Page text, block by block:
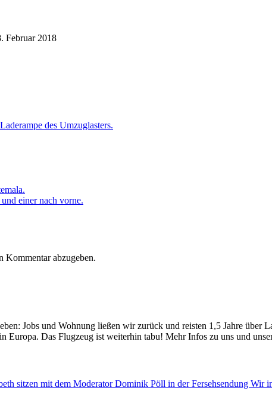
Februar 2018
einer nach vorne.
Kommentar abzugeben.
Jobs und Wohnung ließen wir zurück und reisten 1,5 Jahre
Europa. Das Flugzeug ist weiterhin tabu! Mehr Infos zu uns und